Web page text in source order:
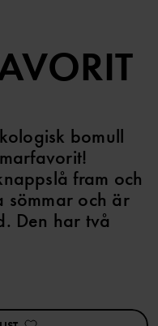
bomull
fram och
sömmar och är
Den har två